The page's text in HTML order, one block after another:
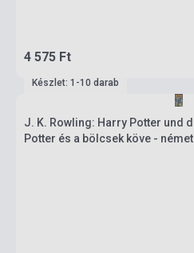
4 575 Ft
Készlet: 1-10 darab
J. K. Rowling: Harry Potter und
Potter és a bölcsek köve -